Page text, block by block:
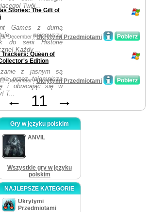
Twój...
Stories: The Gift of
Games z dumą
najnowszy
do serii Historie
Każdy ...
Pobierz
December /Ukrytymi Przedmiotami
Trackers: Queen of
Edition
z jasnym są
przez tajemniczą
i obracając się w
T...
Pobierz
December /Ukrytymi Przedmiotami
← 11 →
Gry w języku polskim
ANVIL
Wszystkie gry w języku
polskim
NAJLEPSZE KATEGORIE
Ukrytymi
Przedmiotami